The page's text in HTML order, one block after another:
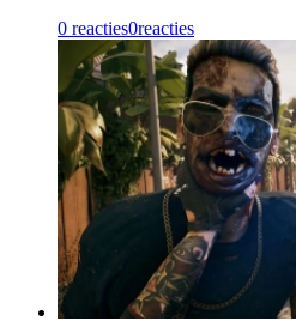
0 reacties0reacties